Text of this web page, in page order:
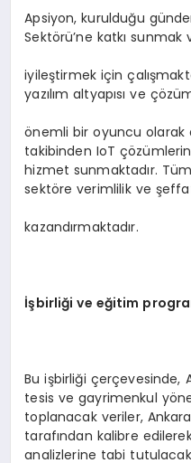
Apsiyon, kurulduğu
Sektörü’ne katkı sunmak
iyileştirmek için
yazılım altyapısı ve
önemli bir oyuncu olarak
takibinden IoT
hizmet sunmaktadır.
sektöre verimlilik ve
kazandırmaktadır.
İşbirliği ve eğitim
Bu işbirliği çerçevesinde,
tesis ve gayrimenkul
toplanacak veriler,
tarafından kalibre
analizlerine tabi